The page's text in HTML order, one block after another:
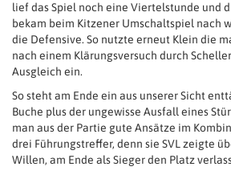
lief das Spiel noch eine Viertelstunde und
bekam beim Kitzener Umschaltspiel nach
die Defensive. So nutzte erneut Klein die
nach einem Klärungsversuch durch
Ausgleich ein.
So steht am Ende ein aus unserer Sicht
Buche plus der ungewisse Ausfall eines
man aus der Partie gute Ansätze im
drei Führungstreffer, denn sie SVL zeigte
Willen, am Ende als Sieger den Platz